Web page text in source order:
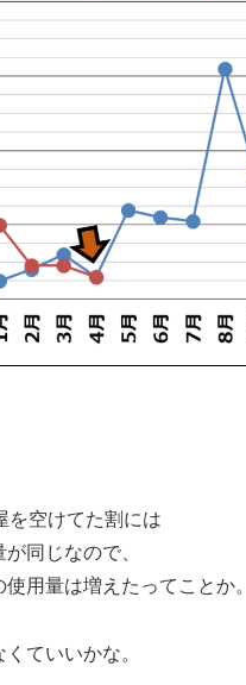
を空けてた割には
同じなので、
使用量は増えたってことか。
ていいかな。